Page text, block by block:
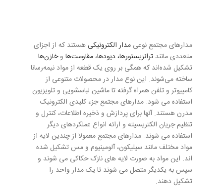
مدارهای مجتمع نوعی مدار الکترونیکی هستند که از اجزای
متعددی مانند ترانزیستورها،دیودها، مقاومت‌ها وخازن‌ها
تشکیل شده‌اند که همگی بر روی یک قطعه از مواد نیمه‌رسانا
ساخته می‌شوند. این نوع مدار در محصولات متنوعی از
کامپیوتر و تلفن همراه گرفته تا ماشین لباسشویی و تلویزیون
استفاده می شود. مدارهای مجتمع جزء کلیدی الکترونیک
مدرن هستند. آنها برای پردازش و ذخیره اطلاعات، کنترل و
تنظیم جریان الکتریسیته و ارائه انواع عملکردهای دیگر
استفاده می شوند. مدارهای مجتمع معمولا از چندین لایه از
مواد مختلف مانند سیلیکون، آلومینیوم و مس تشکیل شده
اند. این مواد به صورت لایه های نازک حکاکی می شوند و
سپس به یکدیگر متصل می شوند تا یک مدار واحد را
تشکیل دهند.